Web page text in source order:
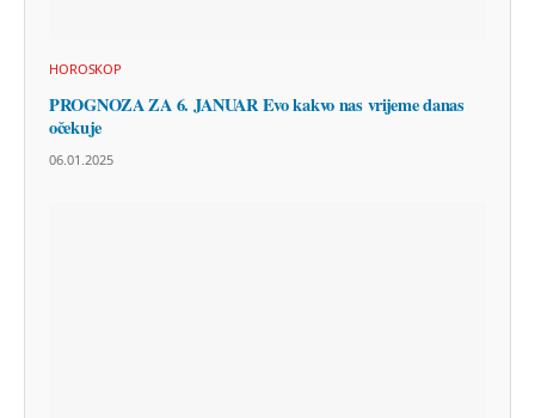
HOROSKOP
PROGNOZA ZA 6. JANUAR Evo kakvo nas vrijeme danas
očekuje
06.01.2025